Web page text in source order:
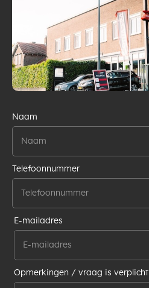
Naam
Telefoonnummer
E-mailadres
Opmerkingen / vraag is verplicht